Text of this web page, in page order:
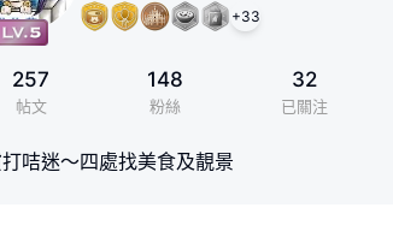
+33
257
帖文
148
粉絲
32
已關注
咭迷～四處找美食及靚景